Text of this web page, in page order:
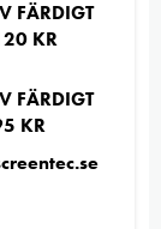
FÄRDIGT
KR
FÄRDIGT